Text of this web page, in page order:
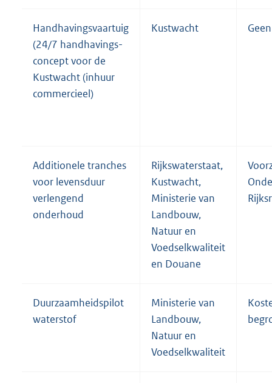
Handhavingsvaartuig
(24/7 handhavings-
concept voor de
Kustwacht (inhuur
commercieel)
Kustwacht
Additionele tranches
voor levensduur
verlengend
onderhoud
Rijkswaterstaat,
Kustwacht,
Ministerie van
Landbouw,
Natuur en
Voedselkwaliteit
en Douane
Duurzaamheidspilot
waterstof
Ministerie van
Landbouw,
Natuur en
Voedselkwaliteit